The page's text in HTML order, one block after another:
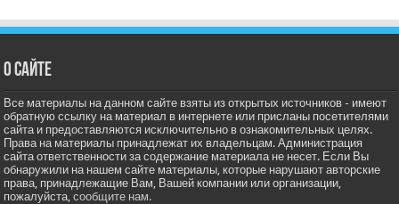
О сайте
Все материалы на данном сайте взяты из открытых источников - имеют
обратную ссылку на материал в интернете или присланы посетителями
сайта и предоставляются исключительно в ознакомительных целях.
Права на материалы принадлежат их владельцам. Администрация
сайта ответственности за содержание материала не несет. Если Вы
обнаружили на нашем сайте материалы, которые нарушают авторские
права, принадлежащие Вам, Вашей компании или организации,
пожалуйста,сообщите нам.